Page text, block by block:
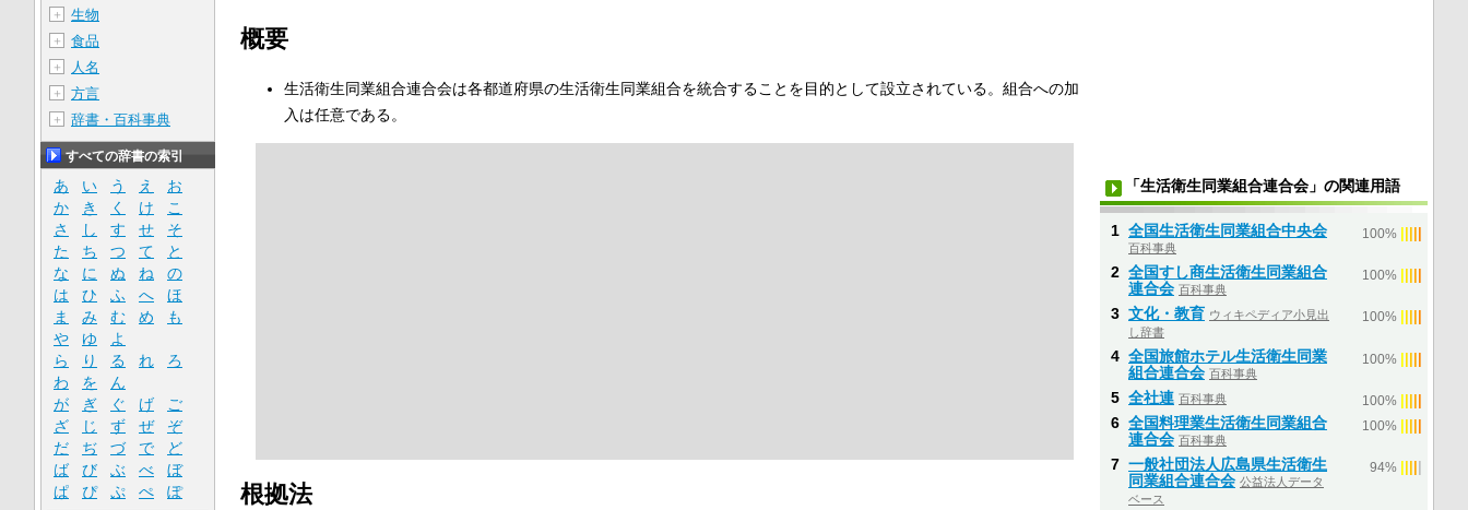
概要
生活衛生同業組合連合会は各都道府県の生活衛生同業組合を統合することを目的として設立されている。組合への加
入は任意である。
根拠法
＋ 生物
＋ 食品
＋ 人名
＋ 方言
＋ 辞書・百科事典
すべての辞書の索引
あ い う え
お
か
き く け
こ
さ
し す せ
そ
た
ち つ て
と
な
に ぬ ね
の
は
ひ ふ へ
ほ
ま
み む め
も
や
ゆ
よ
ら
り る れ
ろ
わ
を
ん
が
ぎ ぐ げ
ご
ざ
じ ず ぜ
ぞ
だ
ぢ づ で
ど
ば
び ぶ べ
ぼ
ぱ
ぴ ぷ ぺ ぽ
「生活衛生同業組合連合会」の関連用語
1 全国生活衛生同業組合中央会
百科事典
100%
2 全国すし商生活衛生同業組合
連合会 百科事典
100%
3 文化・教育 ウィキペディア小見出
し辞書
100%
4 全国旅館ホテル生活衛生同業
組合連合会 百科事典
100%
5 全社連 百科事典 100%
6 全国料理業生活衛生同業組合
連合会 百科事典
100%
7 一般社団法人広島県生活衛生
同業組合連合会 公益法人データ
ベース
94%